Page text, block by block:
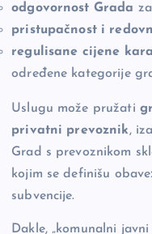
odgovornost Grada
pristupačnost i
regulisane cijene
određene kategorije
Uslugu može pružati
privatni prevoznik,
Grad s prevoznikom
kojim se definišu
subvencije.
Dakle, „komunalni